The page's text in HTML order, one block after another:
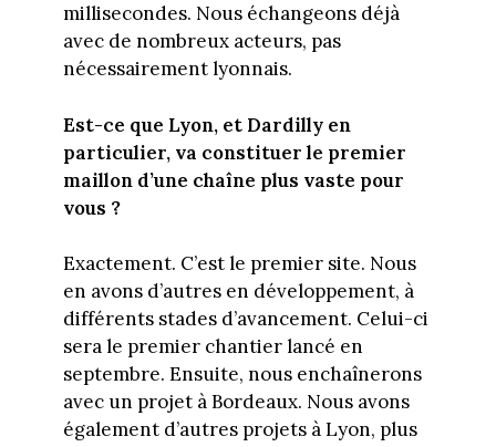
millisecondes. Nous échangeons déjà
avec de nombreux acteurs, pas
nécessairement lyonnais.
Est-ce que Lyon, et Dardilly en
particulier, va constituer le premier
maillon d’une chaîne plus vaste pour
vous ?
Exactement. C’est le premier site. Nous
en avons d’autres en développement, à
différents stades d’avancement. Celui-ci
sera le premier chantier lancé en
septembre. Ensuite, nous enchaînerons
avec un projet à Bordeaux. Nous avons
également d’autres projets à Lyon, plus